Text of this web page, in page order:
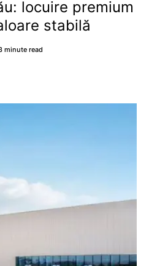
locuire premium
stabilă
minute read